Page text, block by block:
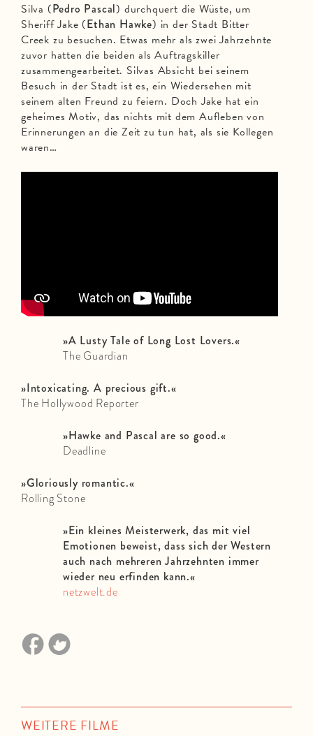
Silva (Pedro Pascal) durchquert die Wüste, um
Sheriff Jake (Ethan Hawke) in der Stadt Bitter
Creek zu besuchen. Etwas mehr als zwei Jahrzehnte
zuvor hatten die beiden als Auftragskiller
zusammengearbeitet. Silvas Absicht bei seinem
Besuch in der Stadt ist es, ein Wiedersehen mit
seinem alten Freund zu feiern. Doch Jake hat ein
geheimes Motiv, das nichts mit dem Aufleben von
Erinnerungen an die Zeit zu tun hat, als sie Kollegen
waren…
»A Lusty Tale of Long Lost Lovers.«
The Guardian
»Intoxicating. A precious gift.«
The Hollywood Reporter
»Hawke and Pascal are so good.«
Deadline
»Gloriously romantic.«
Rolling Stone
»Ein kleines Meisterwerk, das mit viel
Emotionen beweist, dass sich der Western
auch nach mehreren Jahrzehnten immer
wieder neu erfinden kann.«
netzwelt.de
WEITERE FILME